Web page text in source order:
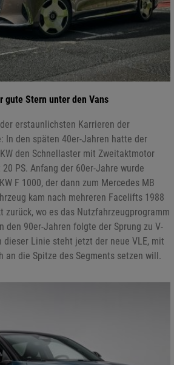
gute Stern unter den Vans
erstaunlichsten Karrieren der
In den späten 40er-Jahren hatte der
den Schnellaster mit Zweitaktmotor
PS. Anfang der 60er-Jahre wurde
F 1000, der dann zum Mercedes MB
kam nach mehreren Facelifts 1988
zurück, wo es das Nutzfahrzeugprogramm
den 90er-Jahren folgte der Sprung zu V-
dieser Linie steht jetzt der neue VLE, mit
an die Spitze des Segments setzen will.